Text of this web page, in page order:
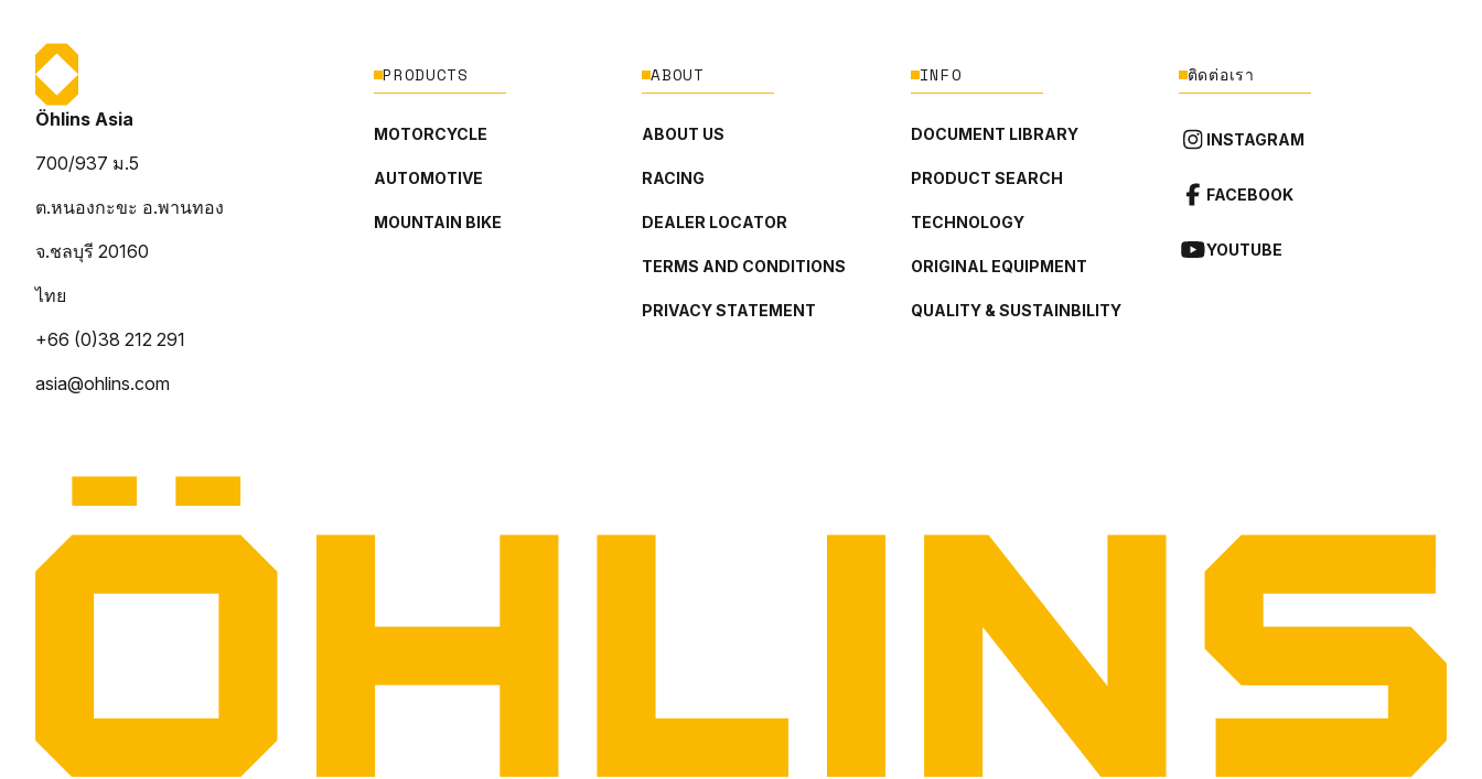
Öhlins Asia
700/937 ม.5
ต.หนองกะขะ อ.พานทอง
จ.ชลบุรี 20160
ไทย
+66 (0)38 212 291
asia@ohlins.com
PRODUCTS
MOTORCYCLE
AUTOMOTIVE
MOUNTAIN BIKE
ABOUT
ABOUT US
RACING
DEALER LOCATOR
TERMS AND CONDITIONS
PRIVACY STATEMENT
INFO
DOCUMENT LIBRARY
PRODUCT SEARCH
TECHNOLOGY
ORIGINAL EQUIPMENT
QUALITY & SUSTAINBILITY
ติดต่อเรา
INSTAGRAM
FACEBOOK
YOUTUBE